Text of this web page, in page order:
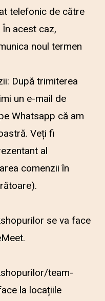
telefonic de către
acest caz,
noul termen
După trimiterea
un e-mail de
Whatsapp că am
Veți fi
al
comenzii în
se va face
team-
la locațiile